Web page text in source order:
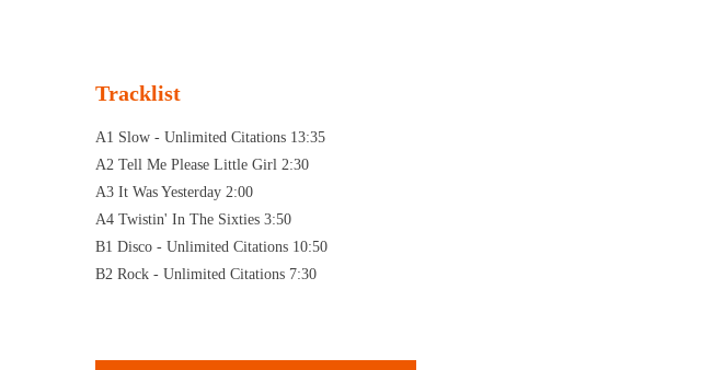
Tracklist
A1 Slow - Unlimited Citations 13:35
A2 Tell Me Please Little Girl 2:30
A3 It Was Yesterday 2:00
A4 Twistin' In The Sixties 3:50
B1 Disco - Unlimited Citations 10:50
B2 Rock - Unlimited Citations 7:30